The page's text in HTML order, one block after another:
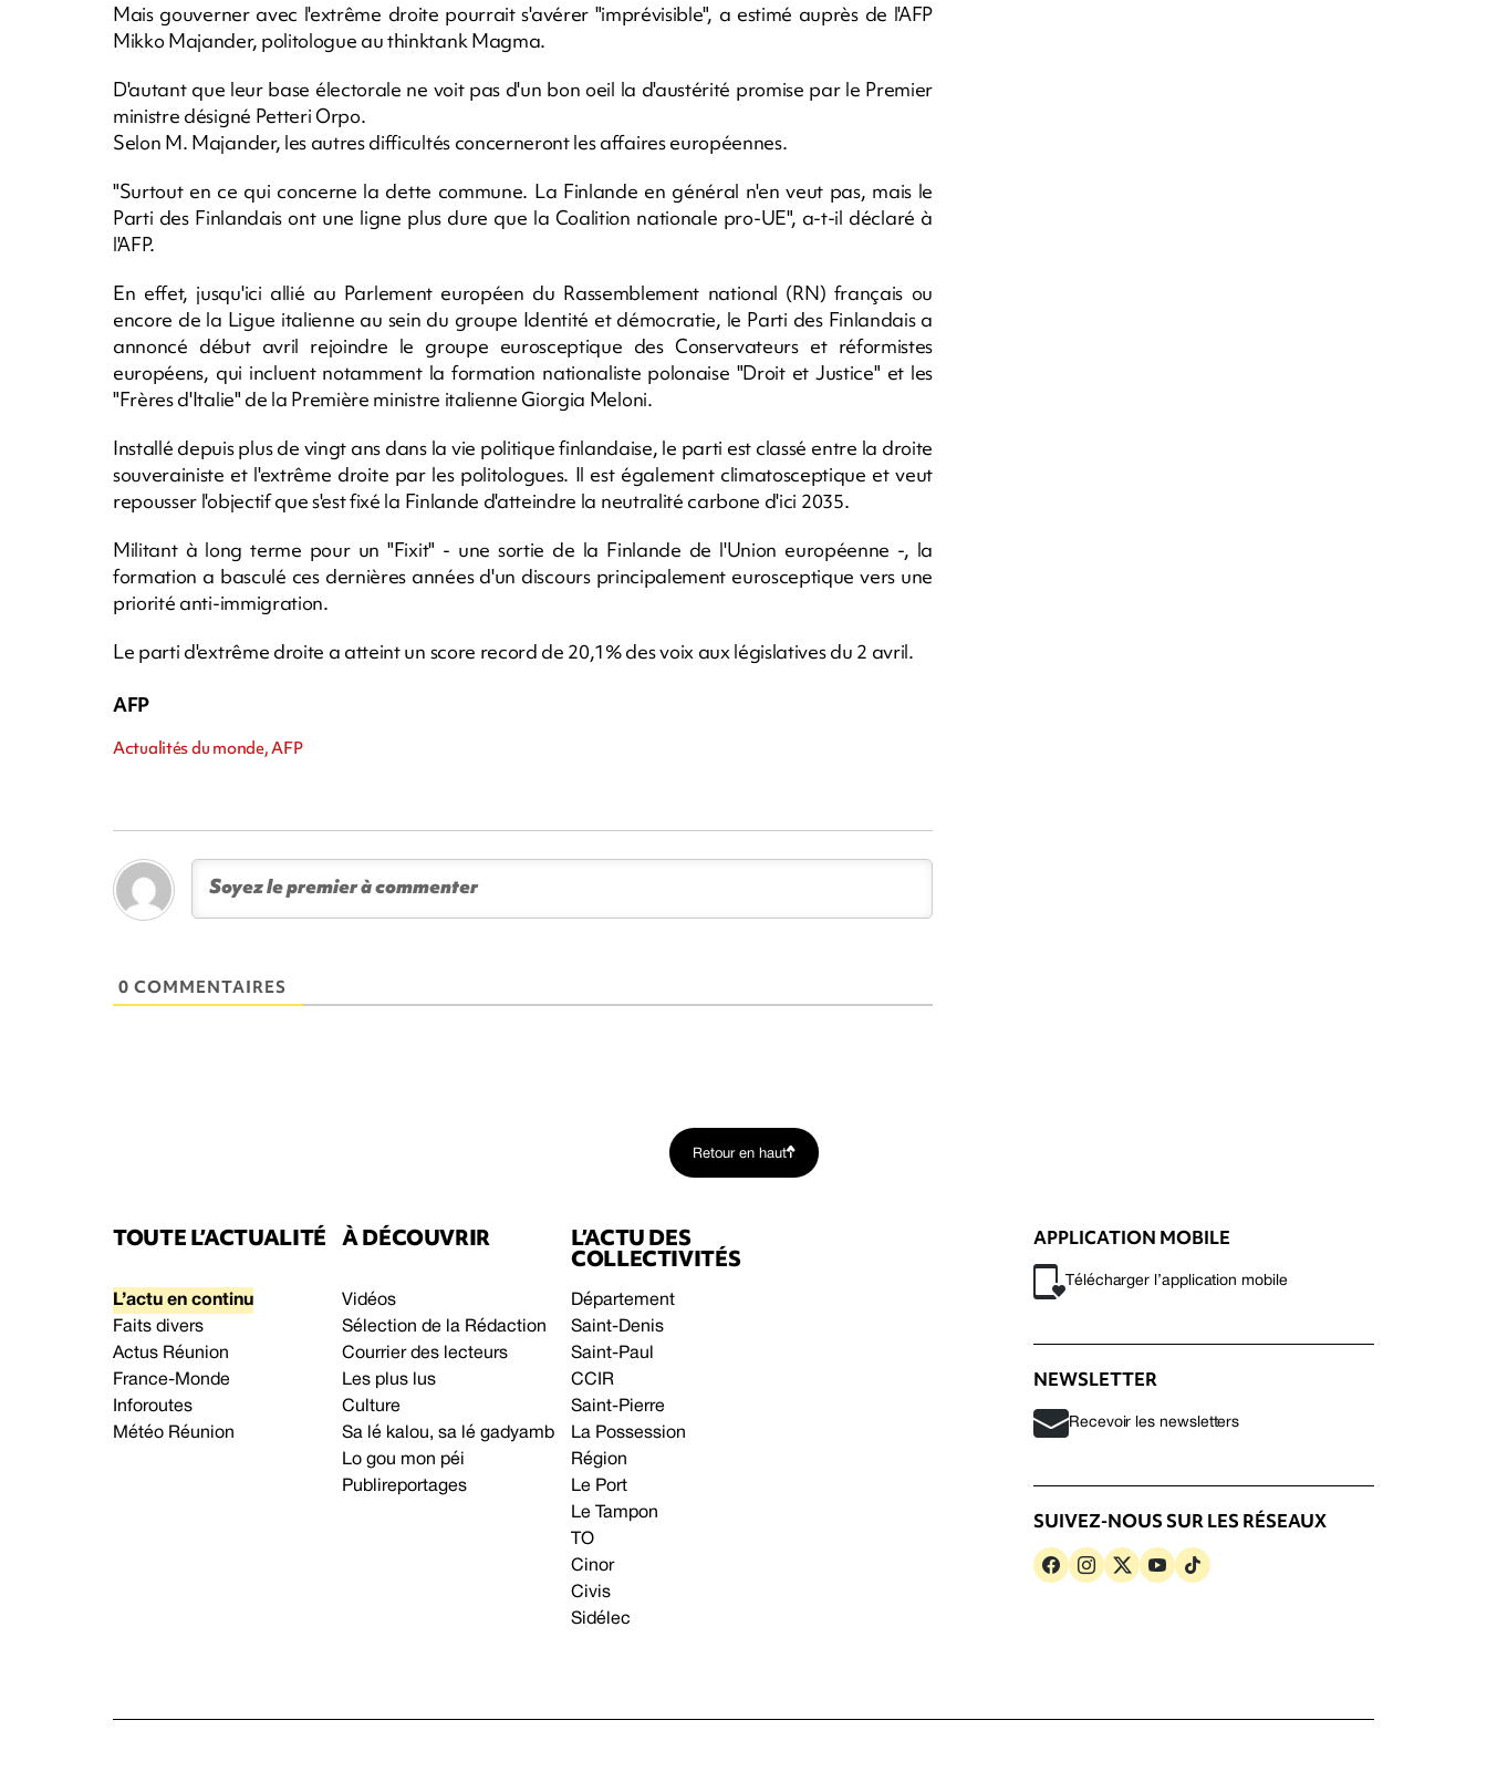
Mais gouverner avec l'extrême droite pourrait s'avérer "imprévisible", a estimé auprès de l'AFP
Mikko Majander, politologue au thinktank Magma.
D'autant que leur base électorale ne voit pas d'un bon oeil la d'austérité promise par le Premier
ministre désigné Petteri Orpo.
Selon M. Majander, les autres difficultés concerneront les affaires européennes.
"Surtout en ce qui concerne la dette commune. La Finlande en général n'en veut pas, mais le
Parti des Finlandais ont une ligne plus dure que la Coalition nationale pro-UE", a-t-il déclaré à
l'AFP.
En effet, jusqu'ici allié au Parlement européen du Rassemblement national (RN) français ou
encore de la Ligue italienne au sein du groupe Identité et démocratie, le Parti des Finlandais a
annoncé début avril rejoindre le groupe eurosceptique des Conservateurs et réformistes
européens, qui incluent notamment la formation nationaliste polonaise "Droit et Justice" et les
"Frères d'Italie" de la Première ministre italienne Giorgia Meloni.
Installé depuis plus de vingt ans dans la vie politique finlandaise, le parti est classé entre la droite
souverainiste et l'extrême droite par les politologues. Il est également climatosceptique et veut
repousser l'objectif que s'est fixé la Finlande d'atteindre la neutralité carbone d'ici 2035.
Militant à long terme pour un "Fixit" - une sortie de la Finlande de l'Union européenne -, la
formation a basculé ces dernières années d'un discours principalement eurosceptique vers une
priorité anti-immigration.
Le parti d'extrême droite a atteint un score record de 20,1% des voix aux législatives du 2 avril.
AFP
Actualités du monde, AFP
0 COMMENTAIRES
Retour en haut
TOUTE L’ACTUALITÉ
L’actu en continu
Faits divers
Actus Réunion
France-Monde
Inforoutes
Météo Réunion
À DÉCOUVRIR
Vidéos
Sélection de la Rédaction
Courrier des lecteurs
Les plus lus
Culture
Sa lé kalou, sa lé gadyamb
Lo gou mon péi
Publireportages
L’ACTU DES
COLLECTIVITÉS
Département
Saint-Denis
Saint-Paul
CCIR
Saint-Pierre
La Possession
Région
Le Port
Le Tampon
TO
Cinor
Civis
Sidélec
APPLICATION MOBILE
Télécharger l’application mobile
NEWSLETTER
Recevoir les newsletters
SUIVEZ-NOUS SUR LES RÉSEAUX